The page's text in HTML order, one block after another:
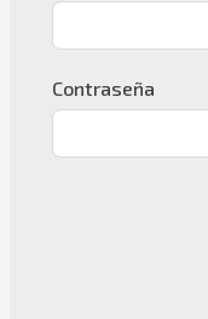
Contraseña